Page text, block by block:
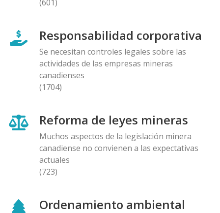
(601)
Responsabilidad corporativa
Se necesitan controles legales sobre las
actividades de las empresas mineras
canadienses
(1704)
Reforma de leyes mineras
Muchos aspectos de la legislación minera
canadiense no convienen a las expectativas
actuales
(723)
Ordenamiento ambiental